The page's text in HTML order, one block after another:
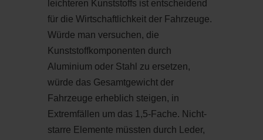
leichteren Kunststoffs ist entscheidend
für die Wirtschaftlichkeit der Fahrzeuge.
Würde man versuchen, die
Kunststoffkomponenten durch
Aluminium oder Stahl zu ersetzen,
würde das Gesamtgewicht der
Fahrzeuge erheblich steigen, in
Extremfällen um das 1,5-Fache. Nicht-
starre Elemente müssten durch Leder,